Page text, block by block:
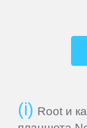
Root и
GEOFOX